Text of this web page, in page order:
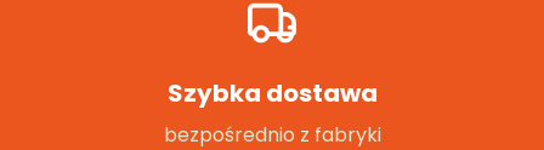
Szybka dostawa
bezpośrednio z fabryki